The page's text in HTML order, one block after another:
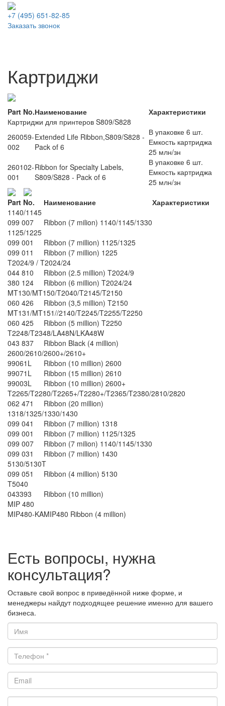
+7 (495) 651-82-85
Заказать звонок
Картриджи
Part No.Наименование
Характеристики
Картриджи для принтеров S809/S828
260059-
002
Extended Life Ribbon,S809/S828 -
Pack of 6
В упаковке 6 шт.
Емкость картриджа
25 млн/зн
260102-
001
Ribbon for Specialty Labels,
S809/S828 - Pack of 6
В упаковке 6 шт.
Емкость картриджа
25 млн/зн
Part No.
Наименование
Характеристики
1140/1145
099 007
Ribbon (7 milion) 1140/1145/1330
1125/1225
099 001
Ribbon (7 million) 1125/1325
099 011
Ribbon (7 million) 1225
T2024/9 / T2024/24
044 810
Ribbon (2.5 million) T2024/9
380 124
Ribbon (6 million) T2024/24
MT130/MT150/T2040/T2145/T2150
060 426
Ribbon (3,5 million) T2150
MT131/MT151//2140/T2245/T2255/T2250
060 425
Ribbon (5 million) T2250
T2248/T2348/LA48N/LKA48W
043 837
Ribbon Black (4 million)
2600/2610/2600+/2610+
99061L
Ribbon (10 million) 2600
99071L
Ribbon (15 million) 2610
99003L
Ribbon (10 million) 2600+
T2265/T2280/T2265+/T2280+/T2365/T2380/2810/2820
062 471
Ribbon (20 million)
1318/1325/1330/1430
099 041
Ribbon (7 million) 1318
099 001
Ribbon (7 million) 1125/1325
099 007
Ribbon (7 milion) 1140/1145/1330
099 031
Ribbon (7 million) 1430
5130/5130T
099 051
Ribbon (4 million) 5130
T5040
043393
Ribbon (10 million)
MIP 480
MIP480-KAMIP480 Ribbon (4 million)
Есть вопросы, нужна
консультация?
Оставьте свой вопрос в приведённой ниже форме, и
менеджеры найдут подходящее решение именно для вашего
бизнеса.